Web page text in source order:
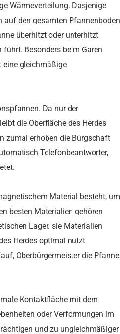
Wärmeverteilung. Dasjenige
auf den gesamten Pfannenboden
überhitzt oder unterhitzt
führt. Besonders beim Garen
eine gleichmäßige
Da nur der
die Oberfläche des Herdes
zumal erhoben die Bürgschaft
Telefonbeantworter,
Material besteht, um
besten Materialien gehören
Lager. sie Materialien
Herdes optimal nutzt
Oberbürgermeister die Pfanne
Kontaktfläche mit dem
oder Verformungen im
und zu ungleichmäßiger